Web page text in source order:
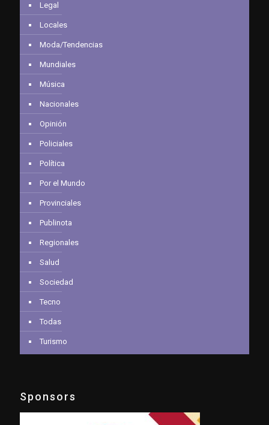
Legal
Locales
Moda/Tendencias
Mundiales
Música
Nacionales
Opinión
Policiales
Política
Por el Mundo
Provinciales
Publinota
Regionales
Salud
Sociedad
Tecno
Todas
Turismo
Sponsors